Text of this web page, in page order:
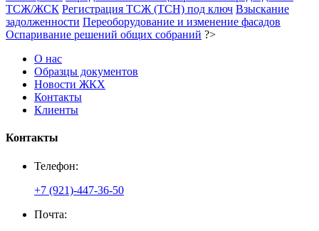
ТСЖ/ЖСК Регистрация ТСЖ (ТСН) под ключ Взыскание
задолженности Переоборудование и изменение фасадов
Оспаривание решений общих собраний ?>
О нас
Образцы документов
Новости ЖКХ
Контакты
Клиенты
Контакты
Телефон:
+7 (921)-447-36-50
Почта: